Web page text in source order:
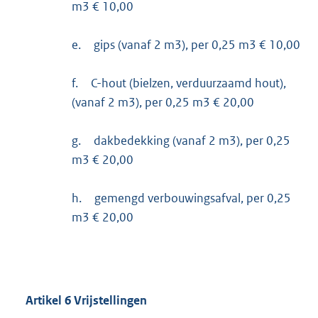
m3 € 10,00
e. gips (vanaf 2 m3), per 0,25 m3 € 10,00
f.
C-hout (bielzen, verduurzaamd hout),
(vanaf 2 m3), per 0,25 m3 € 20,00
g.
dakbedekking (vanaf 2 m3), per 0,25
m3 € 20,00
h.
gemengd verbouwingsafval, per 0,25
m3 € 20,00
Artikel 6Vrijstellingen